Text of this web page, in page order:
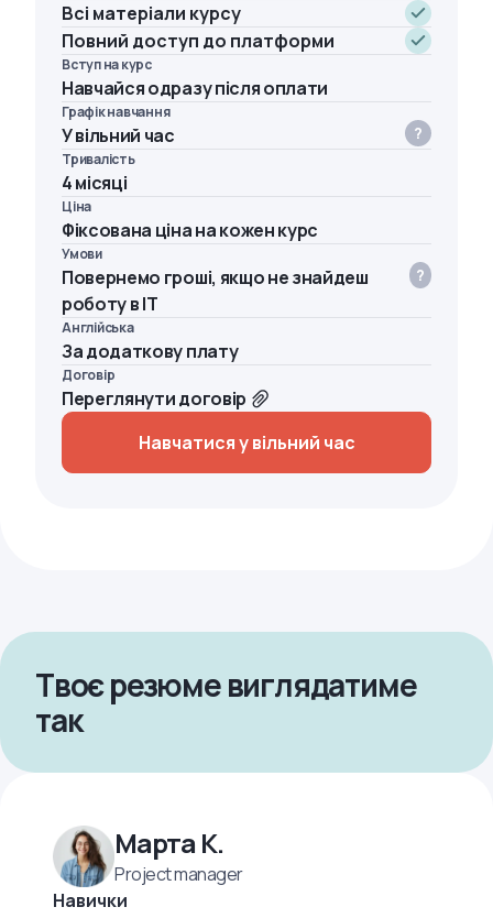
Всі матеріали курсу
Повний доступ до платформи
Вступ на курс
Навчайся одразу після оплати
Графік навчання
У вільний час
Тривалість
4 місяці
Ціна
Фіксована ціна на кожен курс
Умови
Повернемо гроші, якщо не знайдеш
роботу в IT
Англійська
За додаткову плату
Договір
Переглянути договір
Навчатися у вільний час
Твоє резюме виглядатиме
так
Марта К.
Project manager
Навички